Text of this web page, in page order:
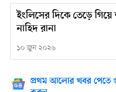
ইংলিসের দিকে তেড়ে গিয়ে
নাহিদ রানা
১০ জুন ২০২৬
প্রথম আলোর খবর পেতে